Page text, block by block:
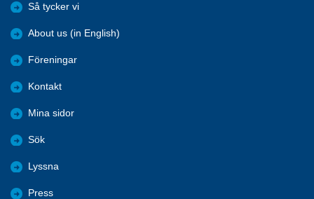
Så tycker vi
About us (in English)
Föreningar
Kontakt
Mina sidor
Sök
Lyssna
Press